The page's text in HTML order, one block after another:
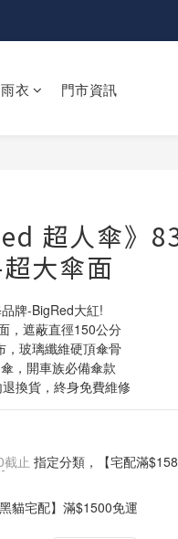
雨衣 門市資訊
超人傘》
大傘面
牌-BigRed大紅!
，遮蔽直徑150公分
玻璃纖維硬頂傘骨
，開車族必備傘款
換貨，終身免費維修
截止 指定分類，【宅配滿
貓宅配】滿$1500免運